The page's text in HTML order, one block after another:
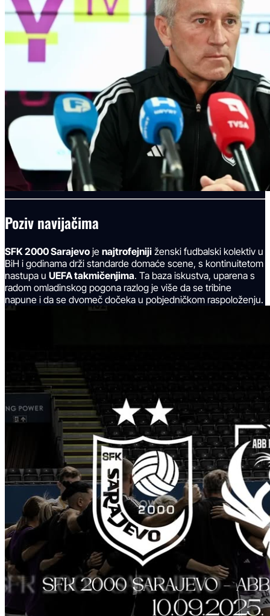
Poziv navijačima
SFK 2000 Sarajevo je najtrofejniji ženski fudbalski kolektiv u
BiH i godinama drži standarde domaće scene, s kontinuitetom
nastupa u UEFA takmičenjima. Ta baza iskustva, uparena s
radom omladinskog pogona razlog je više da se tribine
napune i da se dvomeč dočeka u pobjedničkom raspoloženju.